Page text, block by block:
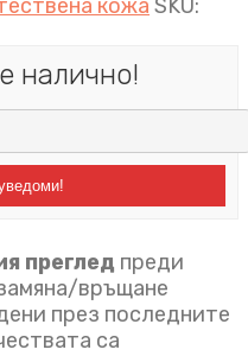
кожа SKU:
налично!
преглед преди
връщане
през последните
са